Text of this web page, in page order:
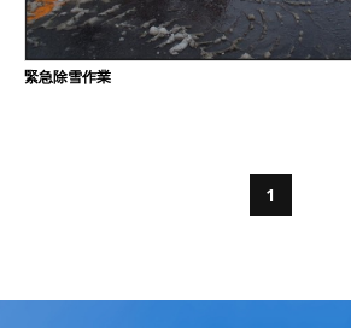
緊急除雪作業
1